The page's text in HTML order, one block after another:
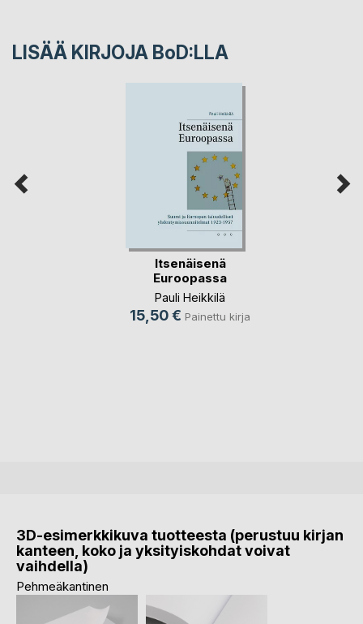
LISÄÄ KIRJOJA BoD:LLA
Itsenäisenä
Euroopassa
Pauli Heikkilä
15,50 € Painettu kirja
3D-esimerkkikuva tuotteesta (perustuu kirjan
kanteen, koko ja yksityiskohdat voivat
vaihdella)
Pehmeäkantinen